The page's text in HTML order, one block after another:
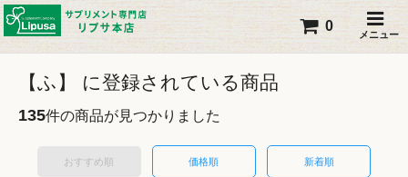
メニュー
0
【ふ】 に登録されている商品
135件の商品が見つかりました
おすすめ順 価格順 新着順